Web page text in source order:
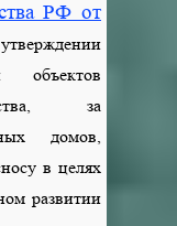
РФ от
за
домов,
в целях
развитии